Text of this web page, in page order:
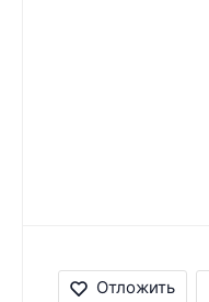
Отложить